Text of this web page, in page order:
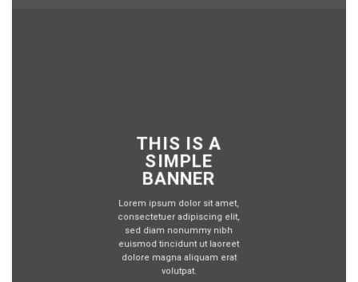
THIS IS A
SIMPLE
BANNER
Lorem ipsum dolor sit amet,
consectetuer adipiscing elit,
sed diam nonummy nibh
euismod tincidunt ut laoreet
dolore magna aliquam erat
volutpat.